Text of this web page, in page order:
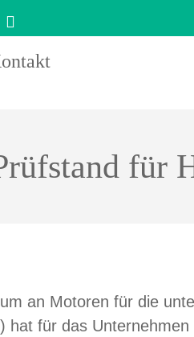

für
an Motoren für die
hat für das